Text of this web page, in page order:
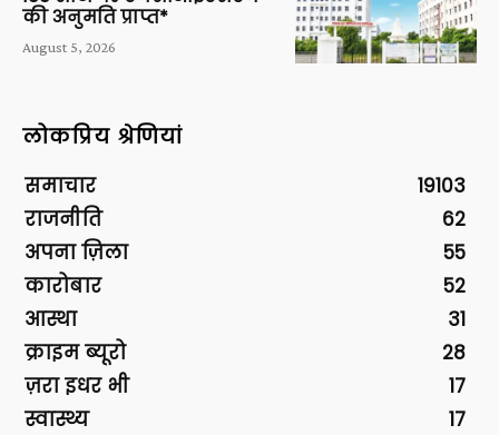
की अनुमति प्राप्त*
August 5, 2026
लोकप्रिय श्रेणियां
समाचार
19103
राजनीति
62
अपना ज़िला
55
कारोबार
52
आस्था
31
क्राइम ब्यूरो
28
ज़रा इधर भी
17
स्वास्थ्य
17